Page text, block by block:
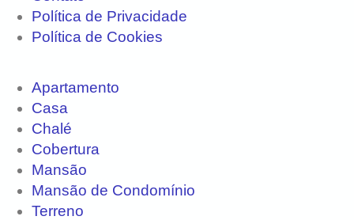
Política de Privacidade
Política de Cookies
Apartamento
Casa
Chalé
Cobertura
Mansão
Mansão de Condomínio
Terreno